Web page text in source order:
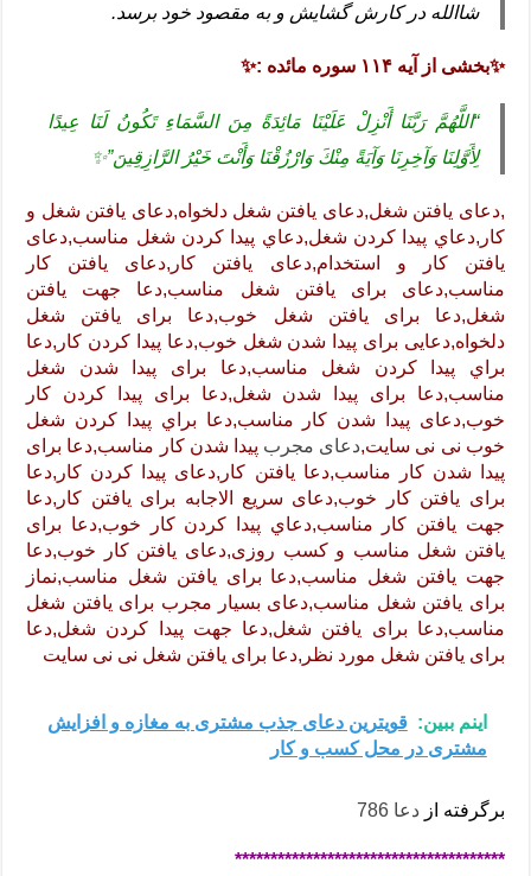
شاالله در کارش گشایش و به مقصود خود برسد.
✨بخشی از آیه ۱۱۴ سوره مائده :✨
“اللَّهُمَّ رَبَّنَا أَنْزِلْ عَلَيْنَا مَائِدَةً مِنَ السَّمَاءِ تَكُونُ لَنَا عِيدًا
لِأَوَّلِنَا وَآخِرِنَا وَآيَةً مِنْكَ وَارْزُقْنَا وَأَنْتَ خَيْرُ الرَّازِقِينَ”✨
,دعای یافتن شغل,دعای یافتن شغل دلخواه,دعای یافتن شغل و
کار,دعاي پيدا كردن شغل,دعاي پيدا كردن شغل مناسب,دعای
یافتن کار و استخدام,دعای یافتن کار,دعای یافتن کار
مناسب,دعای برای یافتن شغل مناسب,دعا جهت یافتن
شغل,دعا برای یافتن شغل خوب,دعا برای یافتن شغل
دلخواه,دعایی برای پیدا شدن شغل خوب,دعا پیدا کردن کار,دعا
براي پيدا كردن شغل مناسب,دعا برای پیدا شدن شغل
مناسب,دعا برای پیدا شدن شغل,دعا برای پیدا کردن کار
خوب,دعای پیدا شدن کار مناسب,دعا براي پيدا كردن شغل
خوب نی نی سایت,دعای مجرب پیدا شدن کار مناسب,دعا برای
پیدا شدن کار مناسب,دعا یافتن کار,دعای پیدا کردن کار,دعا
برای یافتن کار خوب,دعای سریع الاجابه برای یافتن کار,دعا
جهت یافتن کار مناسب,دعاي پيدا كردن كار خوب,دعا برای
یافتن شغل مناسب و کسب روزی,دعای یافتن کار خوب,دعا
جهت یافتن شغل مناسب,دعا برای یافتن شغل مناسب,نماز
برای یافتن شغل مناسب,دعای بسیار مجرب برای یافتن شغل
مناسب,دعا برای یافتن شغل,دعا جهت پيدا كردن شغل,دعا
برای یافتن شغل مورد نظر,دعا برای یافتن شغل نی نی سایت
اینم ببین: قویترین دعای جذب مشتری به مغازه و افزایش
مشتری در محل کسب و کار
برگرفته ازدعا 786
**************************************